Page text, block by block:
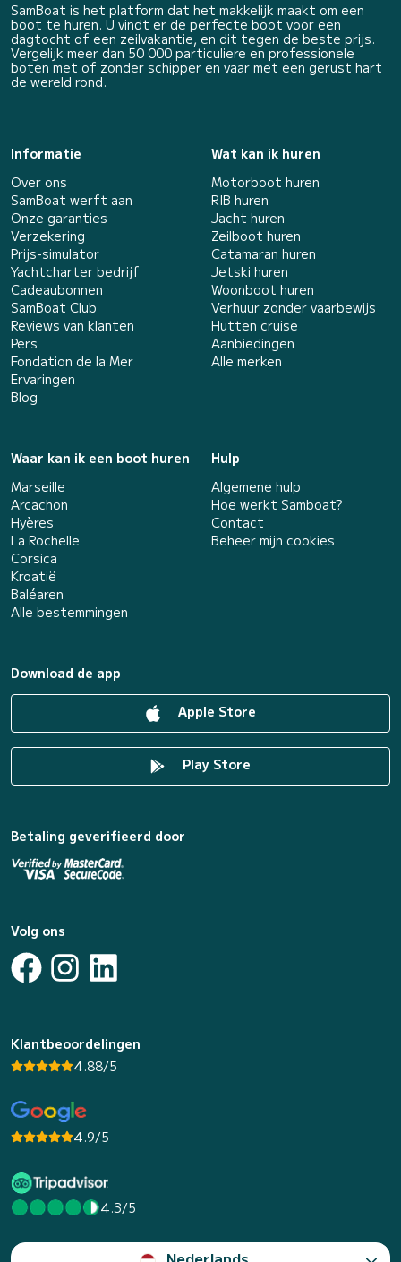
SamBoat is het platform dat het makkelijk maakt om een
boot te huren. U vindt er de perfecte boot voor een
dagtocht of een zeilvakantie, en dit tegen de beste prijs.
Vergelijk meer dan 50 000 particuliere en professionele
boten met of zonder schipper en vaar met een gerust hart
de wereld rond.
Informatie
Over ons
SamBoat werft aan
Onze garanties
Verzekering
Prijs-simulator
Yachtcharter bedrijf
Cadeaubonnen
SamBoat Club
Reviews van klanten
Pers
Fondation de la Mer
Ervaringen
Blog
Wat kan ik huren
Motorboot huren
RIB huren
Jacht huren
Zeilboot huren
Catamaran huren
Jetski huren
Woonboot huren
Verhuur zonder vaarbewijs
Hutten cruise
Aanbiedingen
Alle merken
Waar kan ik een boot huren
Marseille
Arcachon
Hyères
La Rochelle
Corsica
Kroatië
Baléaren
Alle bestemmingen
Hulp
Algemene hulp
Hoe werkt Samboat?
Contact
Beheer mijn cookies
Download de app
Apple Store
Play Store
Betaling geverifieerd door
Volg ons
Klantbeoordelingen
4.88/5
4.9/5
4.3/5